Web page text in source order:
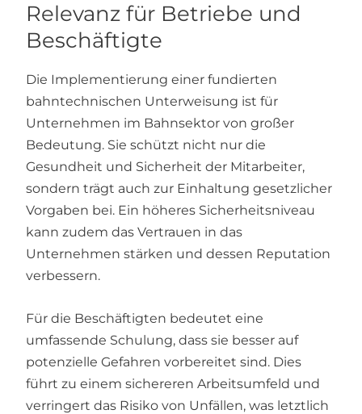
Relevanz für Betriebe und
Beschäftigte
Die Implementierung einer fundierten
bahntechnischen Unterweisung ist für
Unternehmen im Bahnsektor von großer
Bedeutung. Sie schützt nicht nur die
Gesundheit und Sicherheit der Mitarbeiter,
sondern trägt auch zur Einhaltung gesetzlicher
Vorgaben bei. Ein höheres Sicherheitsniveau
kann zudem das Vertrauen in das
Unternehmen stärken und dessen Reputation
verbessern.
Für die Beschäftigten bedeutet eine
umfassende Schulung, dass sie besser auf
potenzielle Gefahren vorbereitet sind. Dies
führt zu einem sichereren Arbeitsumfeld und
verringert das Risiko von Unfällen, was letztlich